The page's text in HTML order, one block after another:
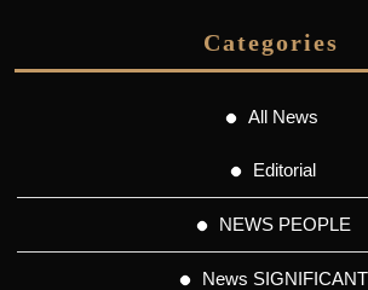
Categories
All News
Editorial
NEWS PEOPLE
News SIGNIFICANT